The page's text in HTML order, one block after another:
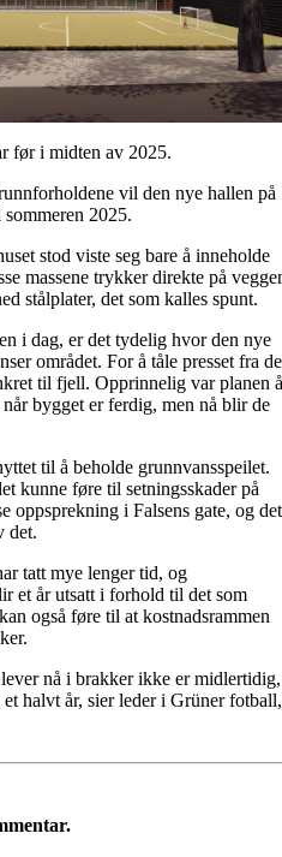
før i midten av 2025.
vil den nye hallen på
2025.
stod viste seg bare å inneholde
massene trykker direkte på
stålplater, det som kalles spunt.
i dag, er det tydelig hvor den nye
området. For å tåle presset fra de
til fjell. Opprinnelig var planen å
bygget er ferdig, men nå blir de
til å beholde grunnvansspeilet.
kunne føre til setningsskader på
oppsprekning i Falsens gate, og det
det.
tatt mye lenger tid, og
et år utsatt i forhold til det som
også føre til at kostnadsrammen
nå i brakker ikke er midlertidig,
halvt år, sier leder i Grüner fotball,